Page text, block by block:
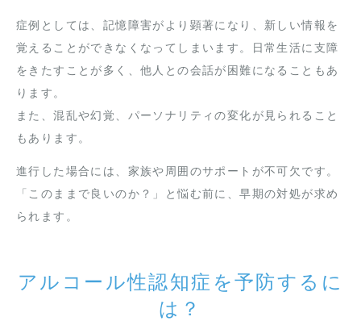
症例としては、記憶障害がより顕著になり、新しい情報を
覚えることができなくなってしまいます。日常生活に支障
をきたすことが多く、他人との会話が困難になることもあ
ります。
また、混乱や幻覚、パーソナリティの変化が見られること
もあります。
進行した場合には、家族や周囲のサポートが不可欠です。
「このままで良いのか？」と悩む前に、早期の対処が求め
られます。
アルコール性認知症を予防するに
は？